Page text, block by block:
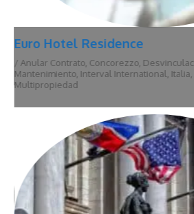
Euro Hotel Residence
/ Anular Contrato, Concorezzo,
Mantenimiento, Interval International, Italia,
Multipropiedad